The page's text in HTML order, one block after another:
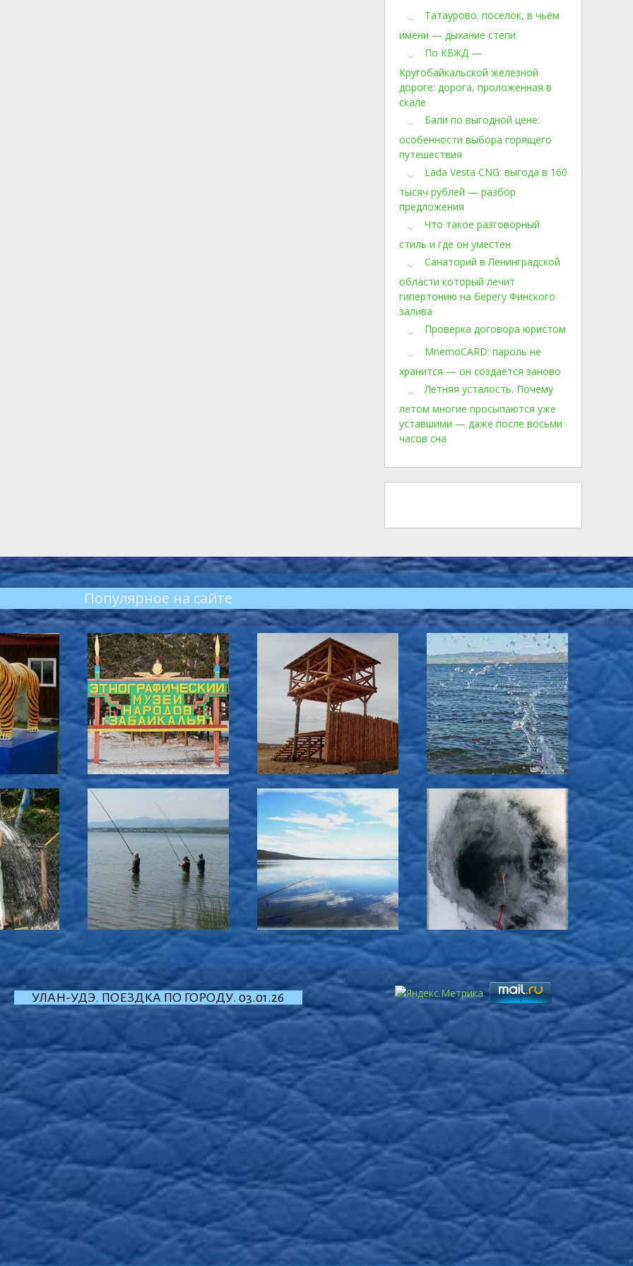
Татаурово: поселок, в чьём
имени — дыхание степи
По КБЖД —
Кругобайкальской железной
дороге: дорога, проложенная в
скале
Бали по выгодной цене:
особенности выбора горящего
путешествия
Lada Vesta CNG: выгода в 160
тысяч рублей — разбор
предложения
Что такое разговорный
стиль и где он уместен
Санаторий в Ленинградской
области который лечит
гипертонию на берегу Финского
залива
Проверка договора юристом
MnemoCARD: пароль не
хранится — он создаётся заново
Летняя усталость. Почему
летом многие просыпаются уже
уставшими — даже после восьми
часов сна
Популярное на сайте
УЛАН-УДЭ. ПОЕЗДКА ПО ГОРОДУ. 03.01.26